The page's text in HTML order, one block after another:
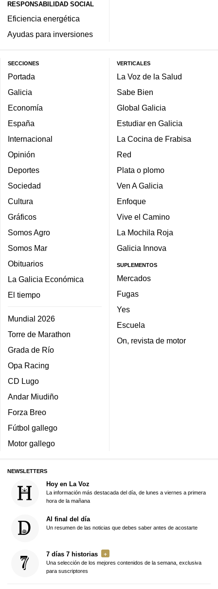
RESPONSABILIDAD SOCIAL
Eficiencia energética
Ayudas para inversiones
SECCIONES
Portada
Galicia
Economía
España
Internacional
Opinión
Deportes
Sociedad
Cultura
Gráficos
Somos Agro
Somos Mar
Obituarios
La Galicia Económica
El tiempo
Mundial 2026
Torre de Marathon
Grada de Río
Opa Racing
CD Lugo
Andar Miudiño
Forza Breo
Fútbol gallego
Motor gallego
VERTICALES
La Voz de la Salud
Sabe Bien
Global Galicia
Estudiar en Galicia
La Cocina de Frabisa
Red
Plata o plomo
Ven A Galicia
Enfoque
Vive el Camino
La Mochila Roja
Galicia Innova
SUPLEMENTOS
Mercados
Fugas
Yes
Escuela
On, revista de motor
NEWSLETTERS
Hoy en La Voz
La información más destacada del día, de lunes a viernes a primera
hora de la mañana
Al final del día
Un resumen de las noticias que debes saber antes de acostarte
7 días 7 historias
Una selección de los mejores contenidos de la semana, exclusiva
para suscriptores